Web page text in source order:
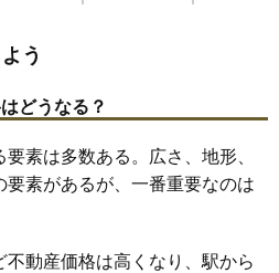
7.9万円
7.7万円
7.5万円 620万円 3.3%
7.5万円 3.4%
6.5万円 556万円 4.5%
う
どうなる？
素は多数ある。広さ、地形、
素があるが、一番重要なのは
動産価格は高くなり、駅から